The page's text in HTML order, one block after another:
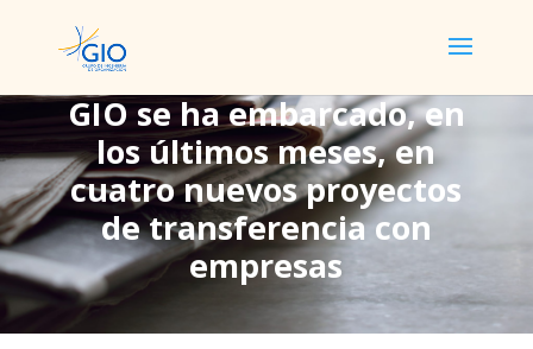
GIO se ha embarcado, en
los últimos meses, en
cuatro nuevos proyectos
de transferencia con
empresas
GIO se ha embarcado, en
los últimos meses, en
cuatro nuevos proyectos
de transferencia con
empresas